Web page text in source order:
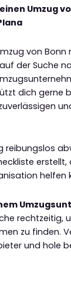
Umzug
von
der Suche
dich gerne
reibungslos
erstellt,
helfen
rechtzeitig,
zu finden.
und hole